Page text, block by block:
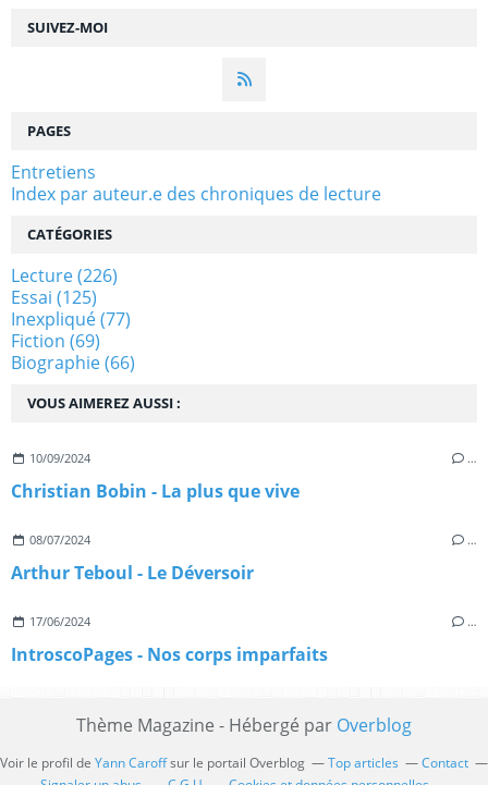
SUIVEZ-MOI
VOUS AIMEREZ AUSSI :
10/09/2024 …
Christian Bobin - La plus que vive
08/07/2024 …
Arthur Teboul - Le Déversoir
17/06/2024 …
IntroscoPages - Nos corps imparfaits
PAGES
Entretiens
Index par auteur.e des chroniques de lecture
CATÉGORIES
Lecture(226)
Essai (125)
Inexpliqué(77)
Fiction (69)
Biographie(66)
Thème Magazine - Hébergé par Overblog
Voir le profil de Yann Caroffsur le portail Overblog Top articles
Contact